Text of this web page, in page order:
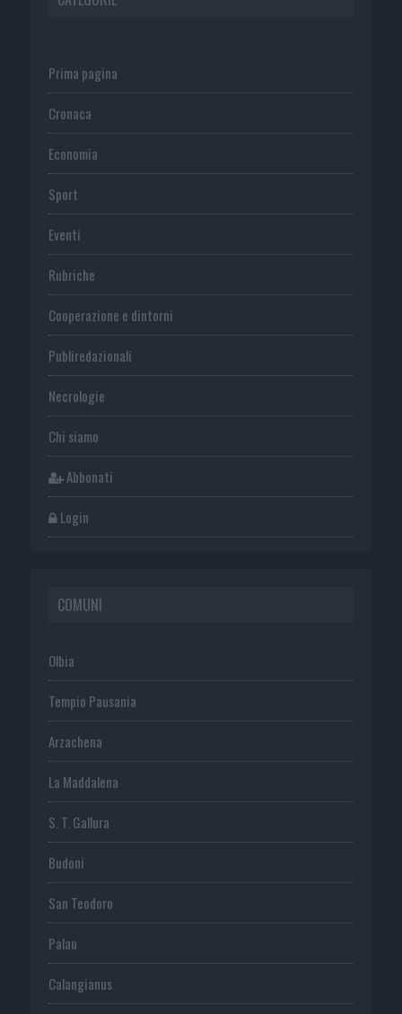
Prima pagina
Cronaca
Economia
Sport
Eventi
Rubriche
Cooperazione e dintorni
Publiredazionali
Necrologie
Chi siamo
Abbonati
Login
COMUNI
Olbia
Tempio Pausania
Arzachena
La Maddalena
S. T. Gallura
Budoni
San Teodoro
Palau
Calangianus